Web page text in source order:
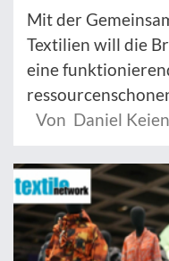
Mit der
Textilien will die
eine
Von Daniel